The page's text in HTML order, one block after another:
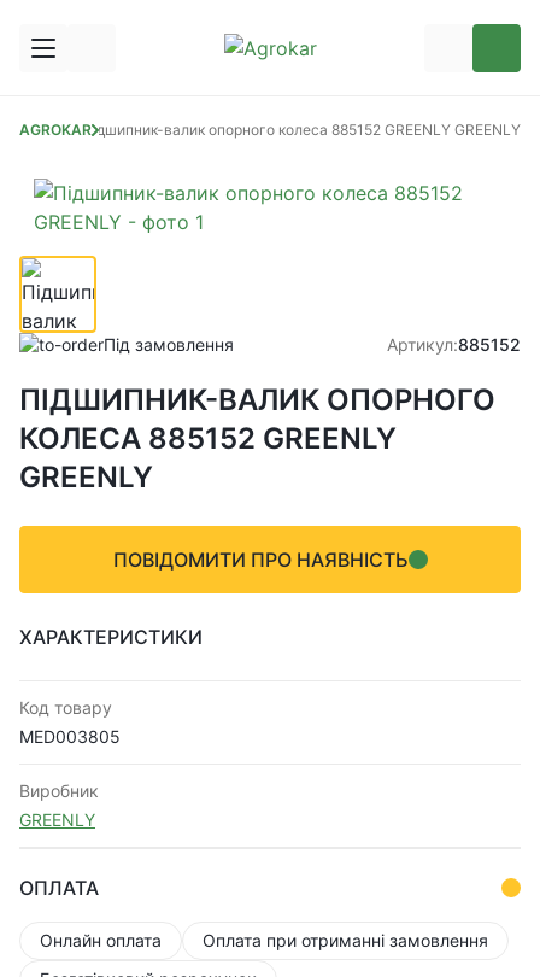
AGROKAR
сівалок Підшипник-валик опорного колеса 885152 GREENLY GREENLY
Під замовлення Артикул:885152
ПІДШИПНИК-ВАЛИК ОПОРНОГО
КОЛЕСА 885152 GREENLY
GREENLY
ПОВІДОМИТИ ПРО НАЯВНІСТЬ
ХАРАКТЕРИСТИКИ
Код товару
MED003805
Виробник
GREENLY
ОПЛАТА
Онлайн оплата
Оплата при отриманні замовлення